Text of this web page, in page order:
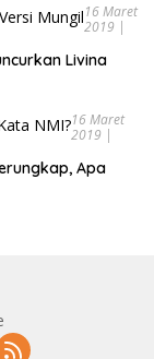
16 Maret
2019 |
Livina
16 Maret
2019 |
Apa